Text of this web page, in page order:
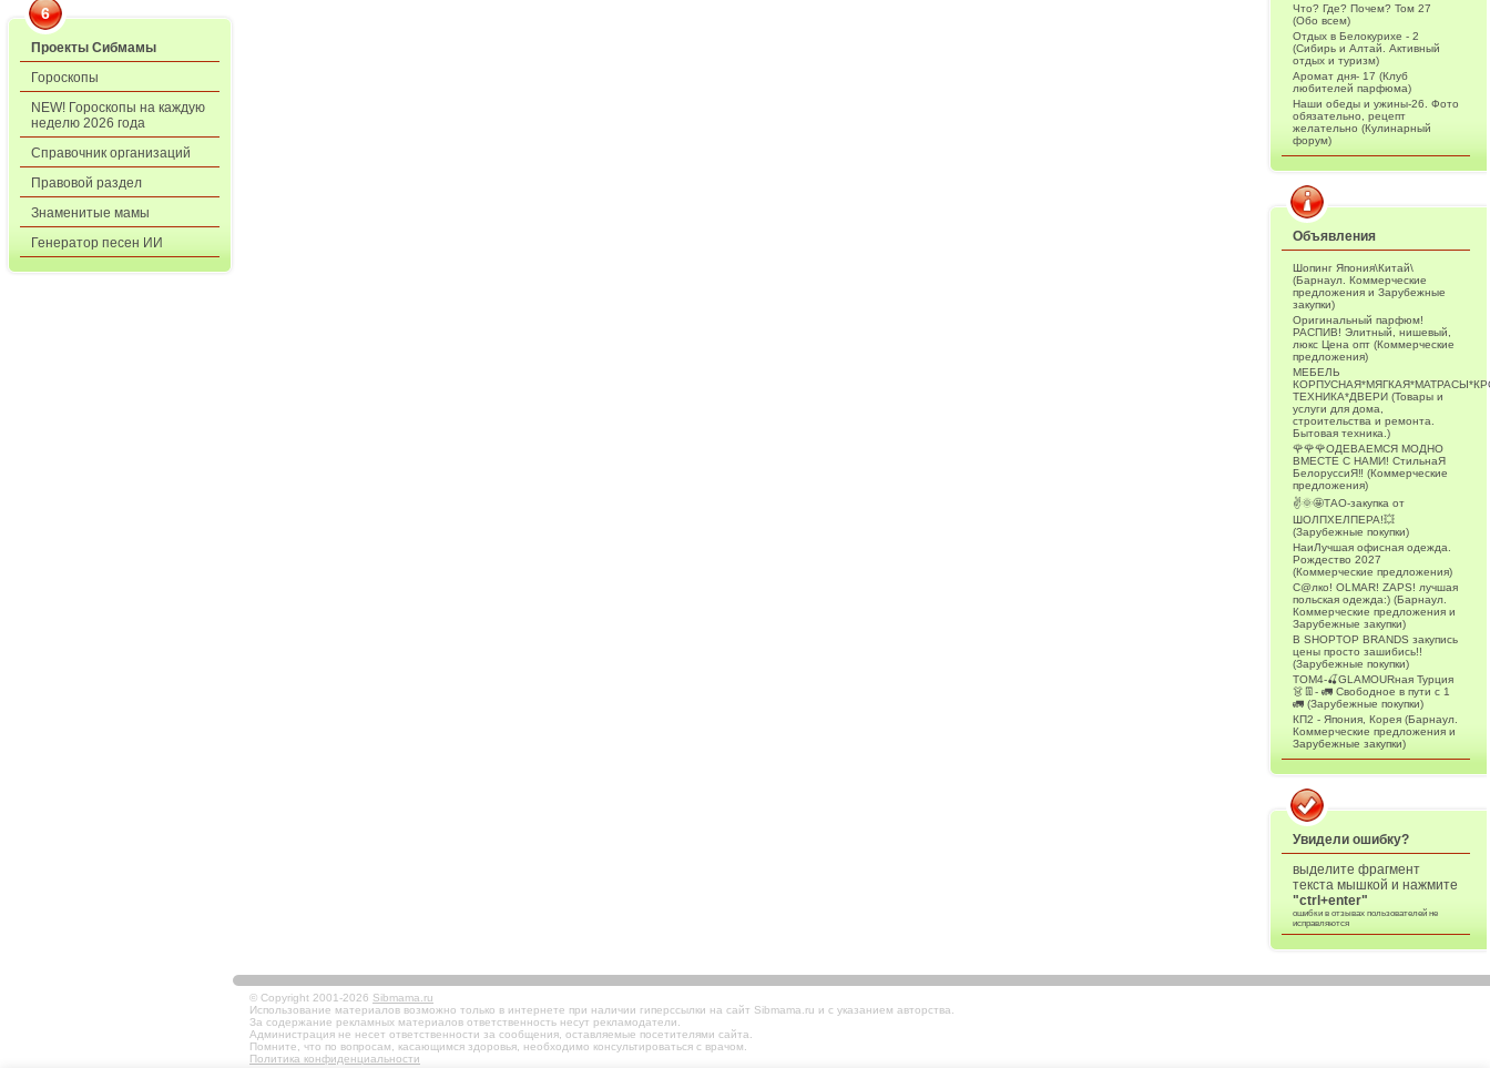
6
Проекты Сибмамы
Гороскопы
NEW! Гороскопы на каждую
неделю 2026 года
Справочник организаций
Правовой раздел
Знаменитые мамы
Генератор песен ИИ
Что? Где? Почем? Том 27
(Обо всем)
Отдых в Белокурихе - 2
(Сибирь и Алтай. Активный
отдых и туризм)
Аромат дня- 17 (Клуб
любителей парфюма)
Наши обеды и ужины-26. Фото
обязательно, рецепт
желательно (Кулинарный
форум)
Объявления
Шопинг Япония\Китай\
(Барнаул. Коммерческие
предложения и Зарубежные
закупки)
Оригинальный парфюм!
РАСПИВ! Элитный, нишевый,
люкс Цена опт (Коммерческие
предложения)
МЕБЕЛЬ
ТЕХНИКА*ДВЕРИ (Товары и
услуги для дома,
строительства и ремонта.
Бытовая техника.)
🌹🌹🌹ОДЕВАЕМСЯ МОДНО
ВМЕСТЕ С НАМИ! СтильнаЯ
БелоруссиЯ‼ (Коммерческие
предложения)
✌️🌞🤩ТАО-закупка от
ШОЛПХЕЛПЕРА!💥
(Зарубежные покупки)
НаиЛучшая офисная одежда.
Рождество 2027
(Коммерческие предложения)
С@лко! OLMAR! ZAPS! лучшая
польская одежда:) (Барнаул.
Коммерческие предложения и
Зарубежные закупки)
В SHOPTOP BRANDS закупись
цены просто зашибись!!
(Зарубежные покупки)
ТОМ4-🍒GLAMOURная Турция
👗👖- 🚛 Свободное в пути с 1
🚛 (Зарубежные покупки)
КП2 - Япония, Корея (Барнаул.
Коммерческие предложения и
Зарубежные закупки)
Увидели ошибку?
выделите фрагмент
текста мышкой и нажмите
"ctrl+enter"
ошибки в отзывах пользователей не
исправляются
© Copyright 2001-2026 Sibmama.ru
Использование материалов возможно только в интернете при наличии гиперссылки на сайт Sibmama.ru и с указанием авторства.
За содержание рекламных материалов ответственность несут рекламодатели.
Администрация не несет ответственности за сообщения, оставляемые посетителями сайта.
Помните, что по вопросам, касающимся здоровья, необходимо консультироваться с врачом.
Политика конфиденциальности